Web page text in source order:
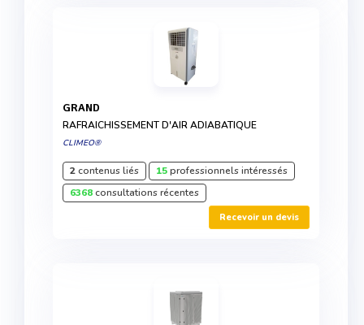
GRAND
RAFRAICHISSEMENT D'AIR ADIABATIQUE
CLIMEO®
2contenus liés 15professionnels intéressés
6368consultations récentes
Recevoir un devis